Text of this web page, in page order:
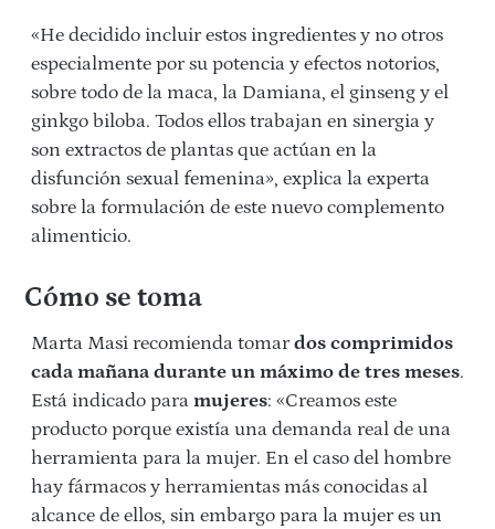
«He decidido incluir estos ingredientes y no otros
especialmente por su potencia y efectos notorios,
sobre todo de la maca, la Damiana, el ginseng y el
ginkgo biloba. Todos ellos trabajan en sinergia y
son extractos de plantas que actúan en la
disfunción sexual femenina», explica la experta
sobre la formulación de este nuevo complemento
alimenticio.
Cómo se toma
Marta Masi recomienda tomardos comprimidos
cada mañana durante un máximo de tres meses.
Está indicado para mujeres: «Creamos este
producto porque existía una demanda real de una
herramienta para la mujer. En el caso del hombre
hay fármacos y herramientas más conocidas al
alcance de ellos, sin embargo para la mujer es un